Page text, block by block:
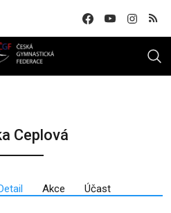
Ceplová
Akce Účast